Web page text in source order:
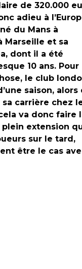
de 320.000
adieu à
du Mans à
Marseille et sa
dont il a été
10 ans. Pour
le club
saison, alors
carrière chez
va donc faire
extension
sur le tard,
être le cas